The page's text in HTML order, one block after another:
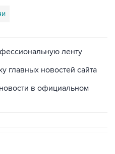
ленту
главных новостей сайта
в официальном